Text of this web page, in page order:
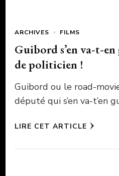
ARCHIVES FILMS
Guibord s’en va-t-
de politicien !
Guibord ou le road-
député qui s’en va-t’en
LIRE CET ARTICLE